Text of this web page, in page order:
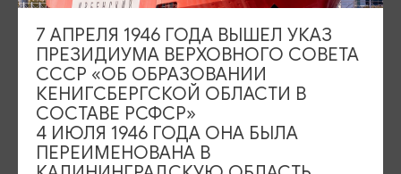
Где остановиться
О путешествии в КО
Туристический центр
Подпишитесь на рассылку
7 АПРЕЛЯ 1946 ГОДА ВЫШЕЛ УКАЗ
ПРЕЗИДИУМА ВЕРХОВНОГО СОВЕТА
СССР «ОБ ОБРАЗОВАНИИ
КЕНИГСБЕРГСКОЙ ОБЛАСТИ В
СОСТАВЕ РСФСР»
4 ИЮЛЯ 1946 ГОДА ОНА БЫЛА
ПЕРЕИМЕНОВАНА В